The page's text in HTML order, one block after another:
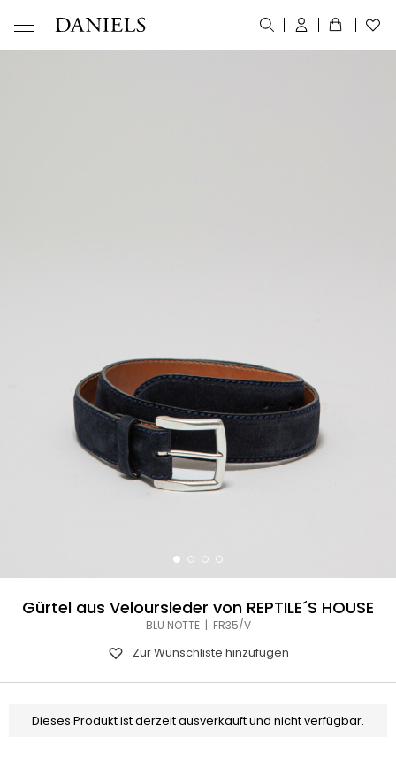
Gürtel aus Veloursleder von REPTILE´S HOUSE
BLU NOTTE | FR35/V
Zur Wunschliste hinzufügen
Dieses Produkt ist derzeit ausverkauft und nicht verfügbar.